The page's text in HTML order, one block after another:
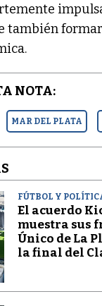
también
NOTA:
MAR DEL PLATA
FÚTBOL Y
El acuerdo
muestra sus
Único de La
la final del